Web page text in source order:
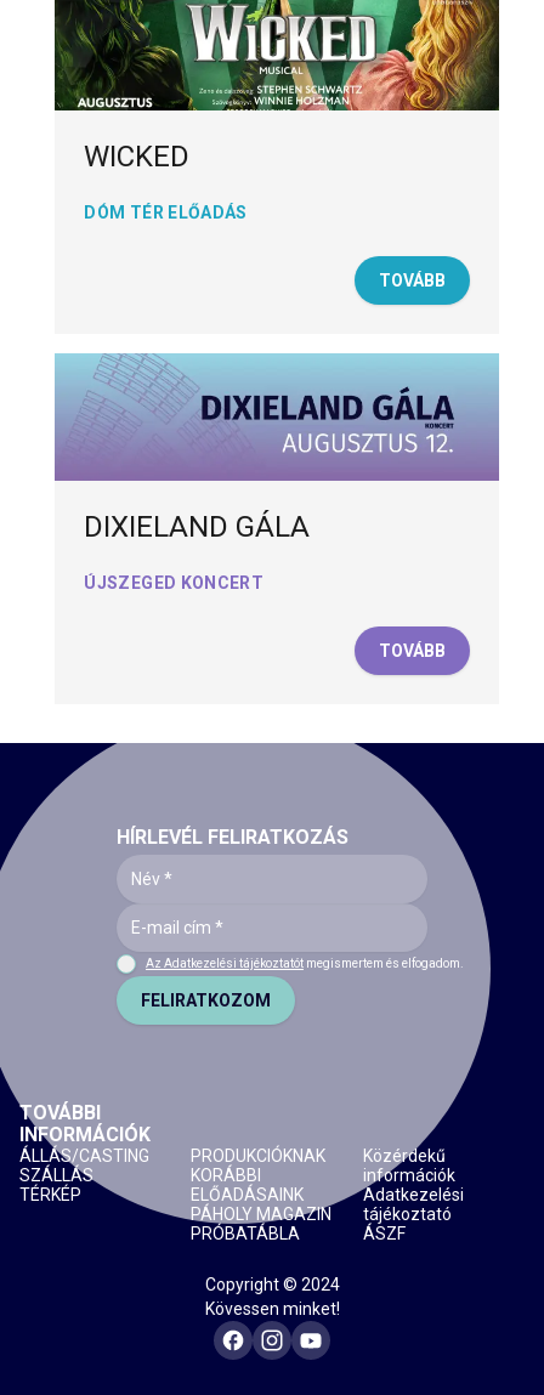
WICKED
DÓM TÉR ELŐADÁS
TOVÁBB
DIXIELAND GÁLA
ÚJSZEGED KONCERT
TOVÁBB
Copyright © 2024
Kövessen minket!
TOVÁBBI
INFORMÁCIÓK
ÁLLÁS/CASTING
SZÁLLÁS
TÉRKÉP
PRODUKCIÓKNAK
KORÁBBI
ELŐADÁSAINK
PÁHOLY MAGAZIN
PRÓBATÁBLA
Közérdekű
információk
Adatkezelési
tájékoztató
ÁSZF
HÍRLEVÉL FELIRATKOZÁS
Az Adatkezelési tájékoztatót megismertem és elfogadom.
FELIRATKOZOM